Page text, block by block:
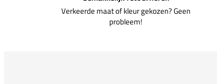
Verkeerde maat of kleur gekozen? Geen
probleem!